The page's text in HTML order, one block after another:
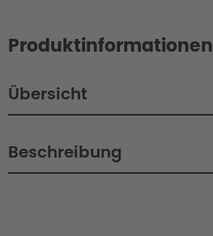
Produktinformationen
Übersicht
Beschreibung